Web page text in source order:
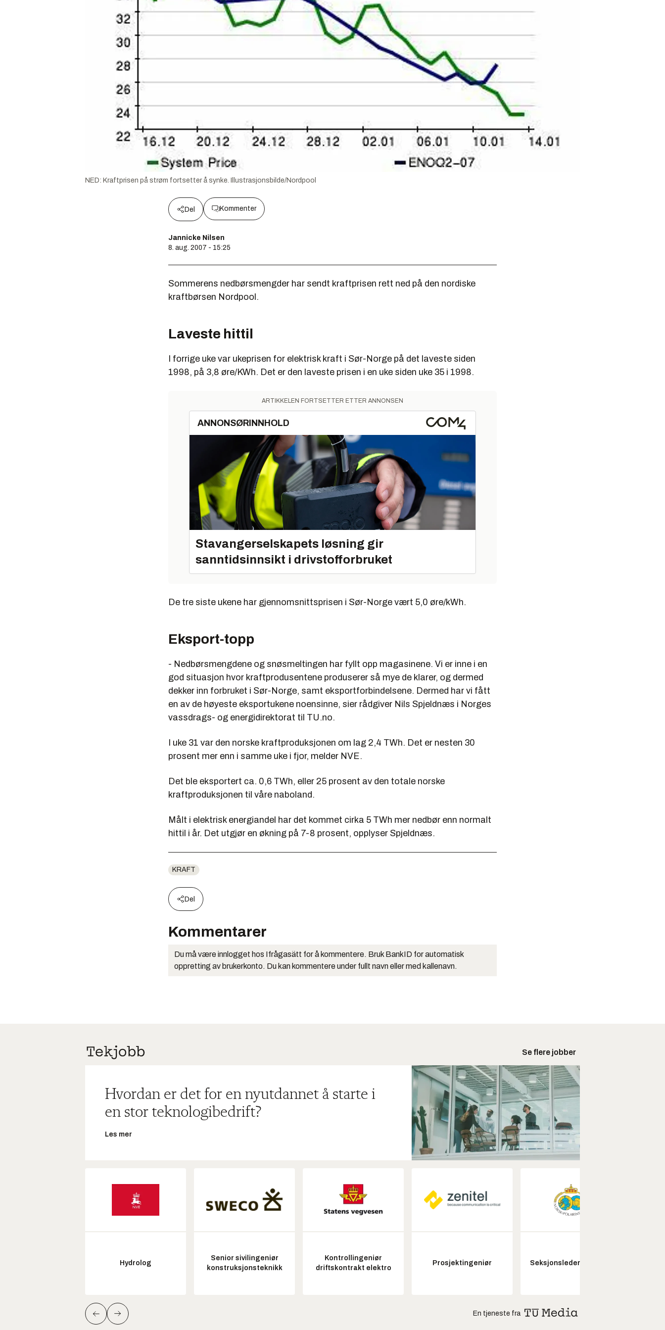
NED: Kraftprisen på strøm fortsetter å synke. Illustrasjonsbilde/Nordpool
Del Kommenter
Jannicke Nilsen
8. aug. 2007 - 15:25
Sommerens nedbørsmengder har sendt kraftprisen rett ned på den nordiske
kraftbørsen Nordpool.
Laveste hittil
I forrige uke var ukeprisen for elektrisk kraft i Sør-Norge på det laveste siden
1998, på 3,8 øre/KWh. Det er den laveste prisen i en uke siden uke 35 i 1998.
ARTIKKELEN FORTSETTER ETTER ANNONSEN
ANNONSØRINNHOLD
Stavangerselskapets løsning gir
sanntidsinnsikt i drivstofforbruket
De tre siste ukene har gjennomsnittsprisen i Sør-Norge vært 5,0 øre/kWh.
Eksport-topp
- Nedbørsmengdene og snøsmeltingen har fyllt opp magasinene. Vi er inne i en
god situasjon hvor kraftprodusentene produserer så mye de klarer, og dermed
dekker inn forbruket i Sør-Norge, samt eksportforbindelsene. Dermed har vi fått
en av de høyeste eksportukene noensinne, sier rådgiver Nils Spjeldnæs i Norges
vassdrags- og energidirektorat til TU.no.
I uke 31 var den norske kraftproduksjonen om lag 2,4 TWh. Det er nesten 30
prosent mer enn i samme uke i fjor, melder NVE.
Det ble eksportert ca. 0,6 TWh, eller 25 prosent av den totale norske
kraftproduksjonen til våre naboland.
Målt i elektrisk energiandel har det kommet cirka 5 TWh mer nedbør enn normalt
hittil i år. Det utgjør en økning på 7-8 prosent, opplyser Spjeldnæs.
KRAFT
Del
Kommentarer
Du må være innlogget hos Ifrågasätt for å kommentere. Bruk BankID for automatisk
oppretting av brukerkonto. Du kan kommentere under fullt navn eller med kallenavn.
Se flere jobber
Hvordan er det for en nyutdannet å starte i
en stor teknologibedrift?
Les mer
Hydrolog
Senior sivilingeniør
konstruksjonsteknikk
Kontrollingeniør
driftskontrakt elektro
Prosjektingeniør Seksjonsleder Nye Troll
En tjeneste fra